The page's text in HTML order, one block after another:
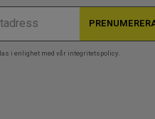
i enlighet med vår integritetspolicy.